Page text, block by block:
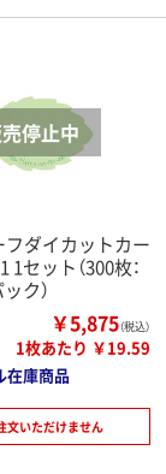
フダイカットカー
1セット（300枚：
ク）
￥5,875（税込）
1枚あたり ￥19.59
在庫商品
文いただけません